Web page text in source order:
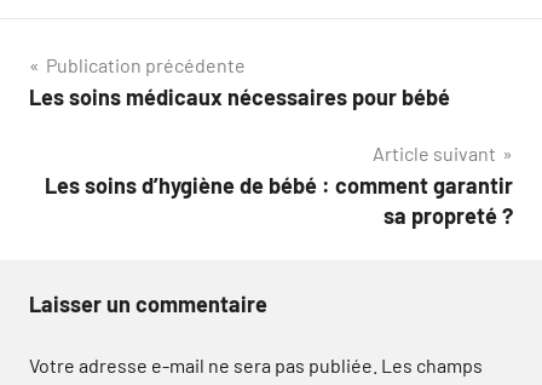
Navigation
de
Publication précédente
Les soins médicaux nécessaires pour bébé
Article suivant
Les soins d’hygiène de bébé : comment garantir
sa propreté ?
Laisser un commentaire
Votre adresse e-mail ne sera pas publiée. Les champs